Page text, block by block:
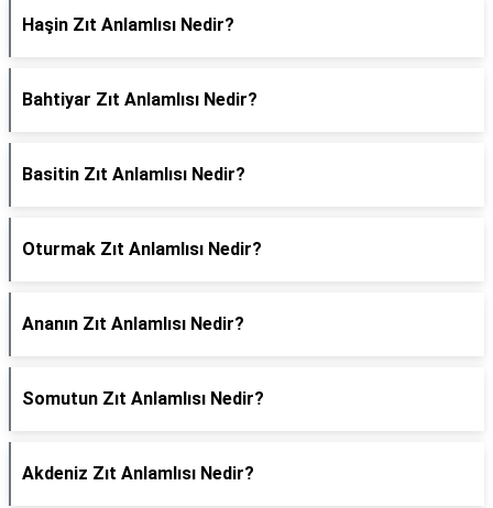
Haşin Zıt Anlamlısı Nedir?
Bahtiyar Zıt Anlamlısı Nedir?
Basitin Zıt Anlamlısı Nedir?
Oturmak Zıt Anlamlısı Nedir?
Ananın Zıt Anlamlısı Nedir?
Somutun Zıt Anlamlısı Nedir?
Akdeniz Zıt Anlamlısı Nedir?